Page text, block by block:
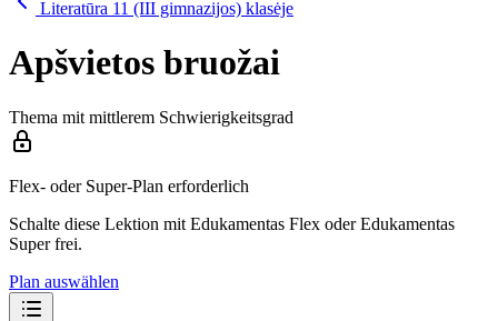
Literatūra 11 (III gimnazijos) klasėje
Apšvietos bruožai
Thema mit mittlerem Schwierigkeitsgrad
Flex- oder Super-Plan erforderlich
Schalte diese Lektion mit Edukamentas Flex oder Edukamentas
Super frei.
Plan auswählen